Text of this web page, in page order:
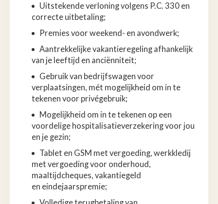
Uitstekende verloning volgens P.C. 330 en
correcte uitbetaling;
Premies voor weekend- en avondwerk;
Aantrekkelijke vakantieregeling afhankelijk
van je leeftijd en anciënniteit;
Gebruik van bedrijfswagen voor
verplaatsingen, mét mogelijkheid om in te
tekenen voor privégebruik;
Mogelijkheid om in te tekenen op een
voordelige hospitalisatieverzekering voor jou
en je gezin;
Tablet en GSM met vergoeding, werkkledij
met vergoeding voor onderhoud,
maaltijdcheques, vakantiegeld
en eindejaarspremie;